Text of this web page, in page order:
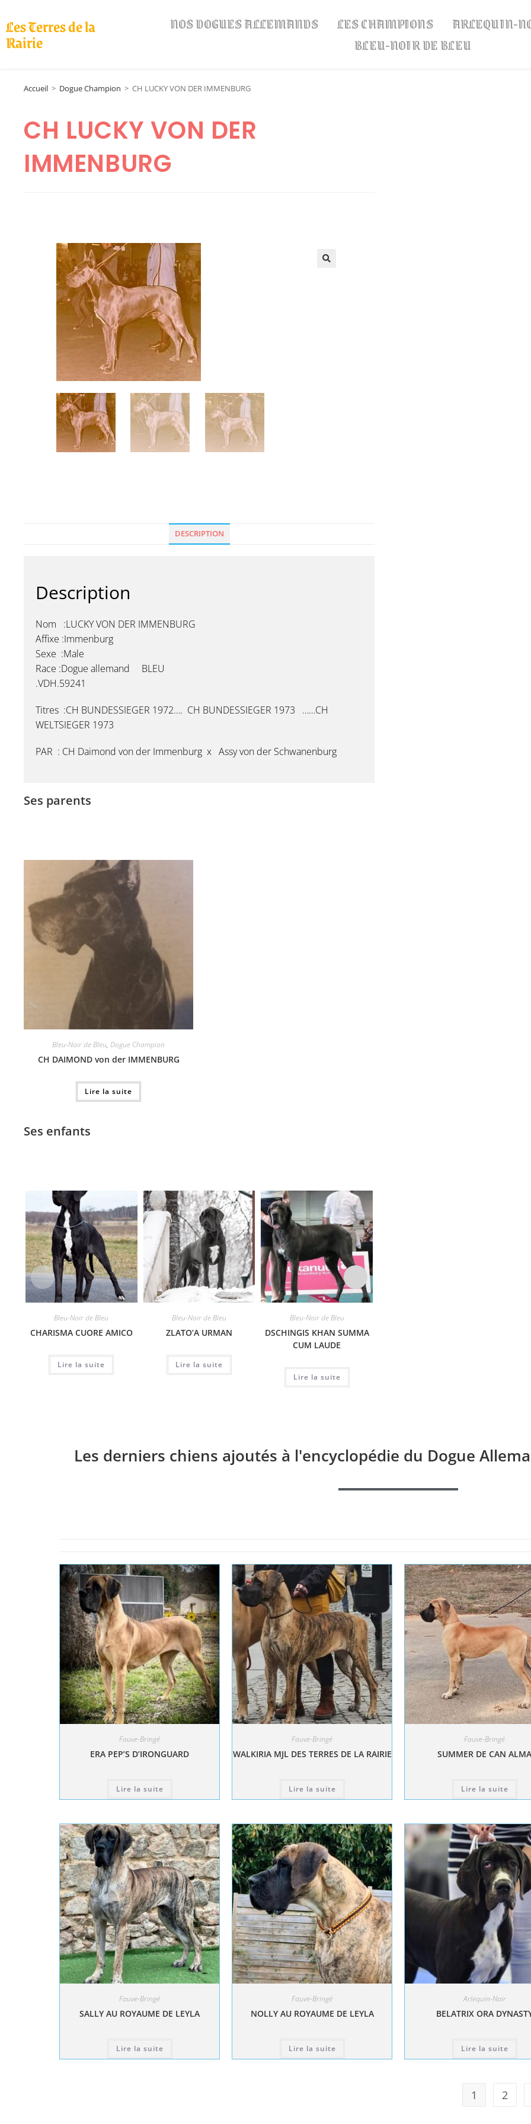
Les Terres de la
Rairie
NOS DOGUES ALLEMANDS LES CHAMPIONS ARLEQUIN-
BLEU-NOIR DE BLEU
Accueil > Dogue Champion > CH LUCKY VON DER IMMENBURG
CH LUCKY VON DER
IMMENBURG
DESCRIPTION
Description
Nom :LUCKY VON DER IMMENBURG
Affixe :Immenburg
Sexe :Male
Race :Dogue allemand BLEU
.VDH.59241
Titres :CH BUNDESSIEGER 1972…. CH BUNDESSIEGER 1973 ……CH
WELTSIEGER 1973
PAR : CH Daimond von der Immenburg x Assy von der Schwanenburg
Ses parents
Bleu-Noir de Bleu, Dogue Champion
CH DAIMOND von der IMMENBURG
Lire la suite
Ses enfants
Bleu-Noir de Bleu
CHARISMA CUORE AMICO
Lire la suite
Bleu-Noir de Bleu
ZLATO’A URMAN
Lire la suite
Bleu-Noir de Bleu
DSCHINGIS KHAN SUMMA
CUM LAUDE
Lire la suite
Les derniers chiens ajoutés à l'encyclopédie du Dogue
Fauve-Bringé
ERA PEP’S D’IRONGUARD
Lire la suite
Fauve-Bringé
WALKIRIA MJL DES TERRES DE LA RAIRIE
Lire la suite
Fauve-Bringé
SUMMER DE CAN ALMA
Lire la suite
Fauve-Bringé
SALLY AU ROYAUME DE LEYLA
Lire la suite
Fauve-Bringé
NOLLY AU ROYAUME DE LEYLA
Lire la suite
Arlequin-Noir
BELATRIX ORA
Lire la suite
1 2